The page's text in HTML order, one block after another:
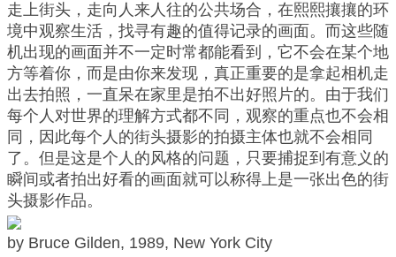
走上街头，走向人来人往的公共场合，在熙熙攘攘的环
境中观察生活，找寻有趣的值得记录的画面。而这些随
机出现的画面并不一定时常都能看到，它不会在某个地
方等着你，而是由你来发现，真正重要的是拿起相机走
出去拍照，一直呆在家里是拍不出好照片的。由于我们
每个人对世界的理解方式都不同，观察的重点也不会相
同，因此每个人的街头摄影的拍摄主体也就不会相同
了。但是这是个人的风格的问题，只要捕捉到有意义的
瞬间或者拍出好看的画面就可以称得上是一张出色的街
头摄影作品。
by Bruce Gilden, 1989, New York City